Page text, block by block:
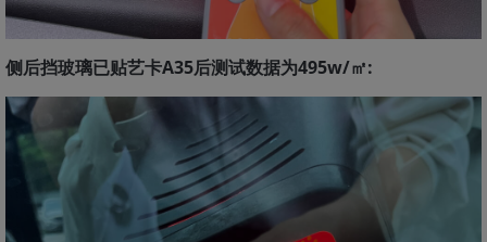
侧后挡玻璃已贴艺卡A35后测试数据为495w/㎡: